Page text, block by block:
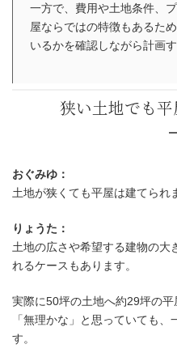
一方で、費用や土地条件、
屋ならではの特徴もあるた
いるかを確認しながら計画
おぐみゆ：
土地が狭くても平屋は建てられ
りょうた：
土地の広さや希望する建物の大
れるケースもあります。
実際に50坪の土地へ約29坪の平
「無理かな」と思っていても
す。